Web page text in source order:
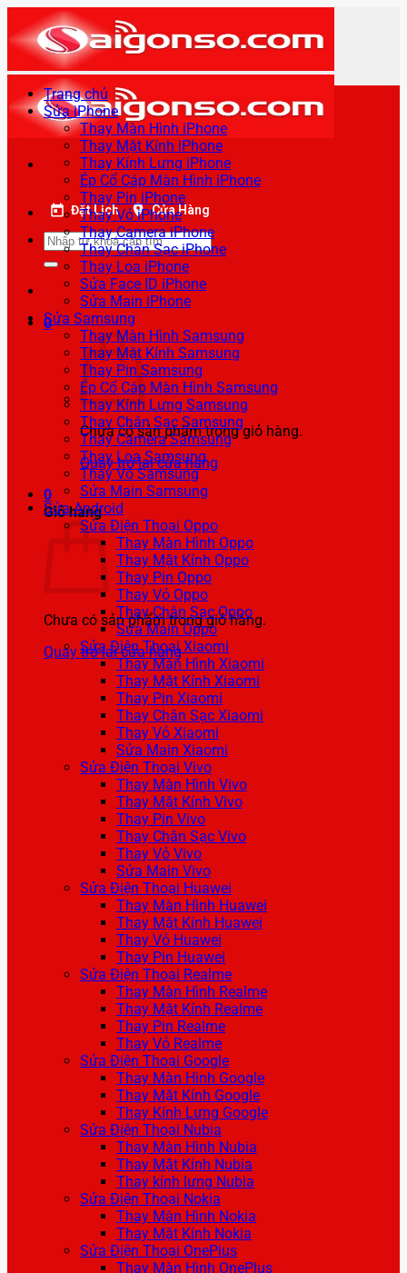
qua
nội
dung
Đặt Lịch Cửa Hàng
Tìm
kiếm:
0
Chưa có sản phẩm trong giỏ hàng.
Quay trở lại cửa hàng
0
Giỏ hàng
Chưa có sản phẩm trong giỏ hàng.
Quay trở lại cửa hàng
Trang chủ
Sửa iPhone
Thay Màn Hình iPhone
Thay Mặt Kính iPhone
Thay Kính Lưng iPhone
Ép Cổ Cáp Màn Hình iPhone
Thay Pin iPhone
Thay Vỏ iPhone
Thay Camera iPhone
Thay Chân Sạc iPhone
Thay Loa iPhone
Sửa Face ID iPhone
Sửa Main iPhone
Sửa Samsung
Thay Màn Hình Samsung
Thay Mặt Kính Samsung
Thay Pin Samsung
Ép Cổ Cáp Màn Hình Samsung
Thay Kính Lưng Samsung
Thay Chân Sạc Samsung
Thay Camera Samsung
Thay Loa Samsung
Thay Vỏ Samsung
Sửa Main Samsung
Sửa Android
Sửa Điện Thoại Oppo
Thay Màn Hình Oppo
Thay Mặt Kính Oppo
Thay Pin Oppo
Thay Vỏ Oppo
Thay Chân Sạc Oppo
Sửa Main Oppo
Sửa Điện Thoại Xiaomi
Thay Màn Hình Xiaomi
Thay Mặt Kính Xiaomi
Thay Pin Xiaomi
Thay Chân Sạc Xiaomi
Thay Vỏ Xiaomi
Sửa Main Xiaomi
Sửa Điện Thoại Vivo
Thay Màn Hình Vivo
Thay Mặt Kính Vivo
Thay Pin Vivo
Thay Chân Sạc Vivo
Thay Vỏ Vivo
Sửa Main Vivo
Sửa Điện Thoại Huawei
Thay Màn Hình Huawei
Thay Mặt Kính Huawei
Thay Vỏ Huawei
Thay Pin Huawei
Sửa Điện Thoại Realme
Thay Màn Hình Realme
Thay Mặt Kính Realme
Thay Pin Realme
Thay Vỏ Realme
Sửa Điện Thoại Google
Thay Màn Hình Google
Thay Mặt Kính Google
Thay Kính Lưng Google
Sửa Điện Thoại Nubia
Thay Màn Hình Nubia
Thay Mặt Kính Nubia
Thay kính lưng Nubia
Sửa Điện Thoại Nokia
Thay Màn Hình Nokia
Thay Mặt Kính Nokia
Sửa Điện Thoại OnePlus
Thay Màn Hình OnePlus